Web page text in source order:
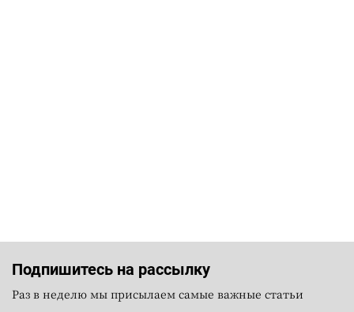
Подпишитесь на рассылку
Раз в неделю мы присылаем самые важные статьи